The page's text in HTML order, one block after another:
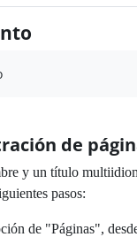
de
y un título
pasos:
de "Páginas",